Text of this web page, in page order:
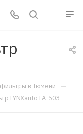
в Тюмени —
LYNXauto LA-503